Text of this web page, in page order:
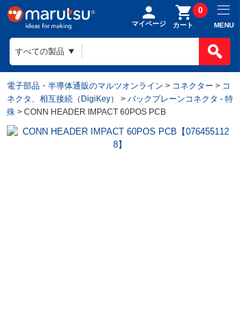
マイページ カート
0
MENU
電子部品・半導体通販のマルツオンライン > コネクター > コ
ネクタ、相互接続（DigiKey）
> バックプレーンコネクタ - 特
殊 > CONN HEADER IMPACT 60POS PCB